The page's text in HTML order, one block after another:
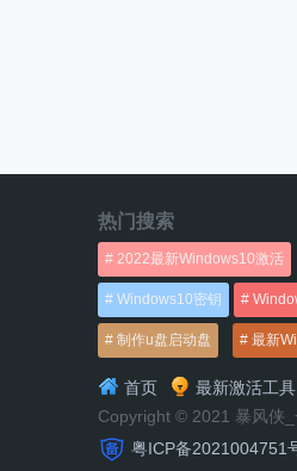
热门搜索
2022最新Windows10激活
Windows10密钥
制作u盘启动盘 最新
首页 最新激活工具
Copyright © 2021 暴风侠
粤ICP备2021004751